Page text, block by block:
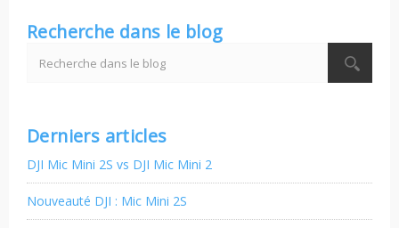
Recherche dans le blog
Derniers articles
DJI Mic Mini 2S vs DJI Mic Mini 2
Nouveauté DJI : Mic Mini 2S